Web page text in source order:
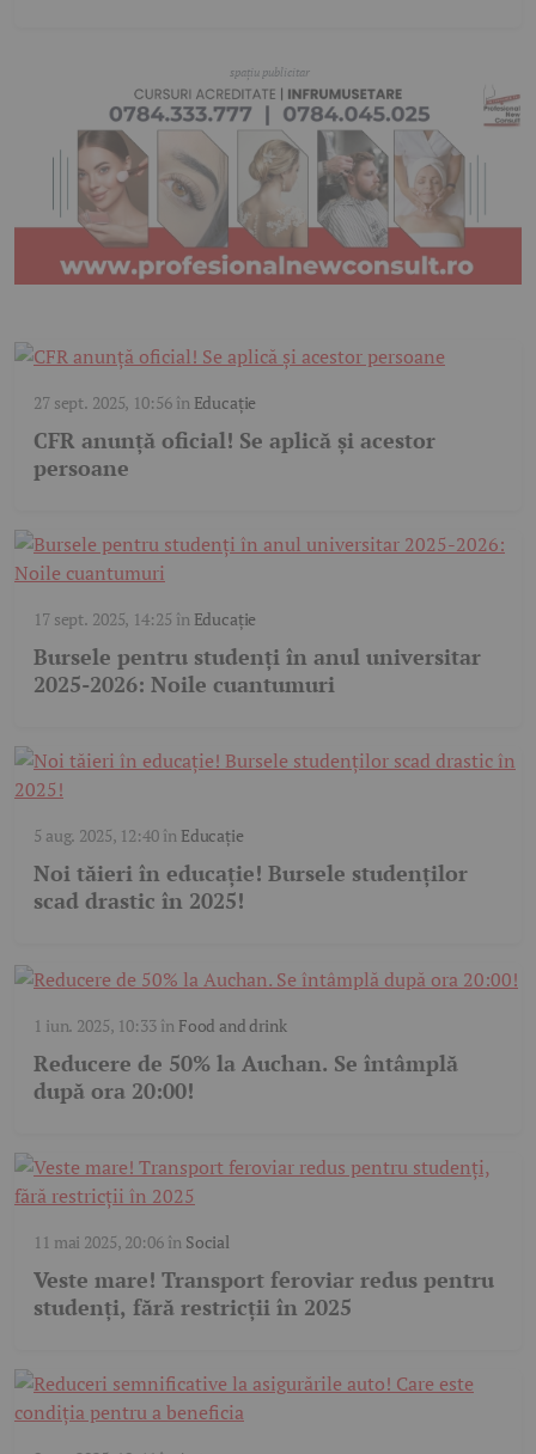
27 sept. 2025, 10:56în Educație
CFR anunță oficial! Se aplică și acestor
persoane
17 sept. 2025, 14:25 în Educație
Bursele pentru studenți în anul universitar
2025-2026: Noile cuantumuri
5 aug. 2025, 12:40în Educație
Noi tăieri în educație! Bursele studenților
scad drastic în 2025!
1 iun. 2025, 10:33în Food and drink
Reducere de 50% la Auchan. Se întâmplă
după ora 20:00!
11 mai 2025, 20:06în Social
Veste mare! Transport feroviar redus pentru
studenți, fără restricții în 2025